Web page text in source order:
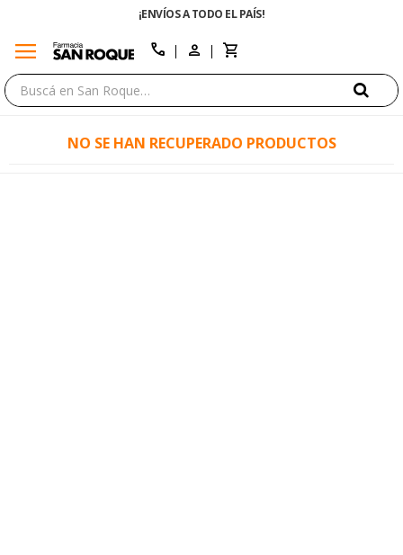
¡ENVÍOS A TODO EL PAÍS!
menu call
NO SE HAN RECUPERADO PRODUCTOS
close